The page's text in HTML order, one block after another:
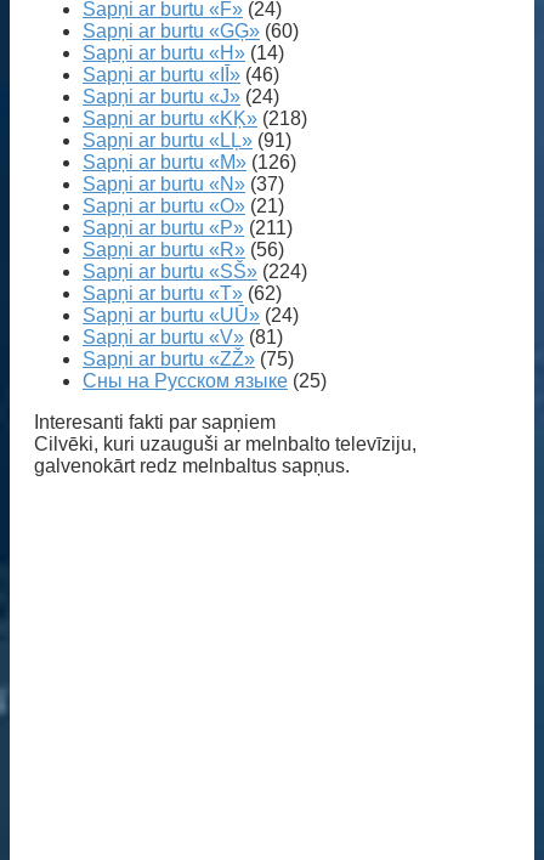
Sapņi ar burtu «F» (24)
Sapņi ar burtu «GĢ» (60)
Sapņi ar burtu «H» (14)
Sapņi ar burtu «IĪ» (46)
Sapņi ar burtu «J» (24)
Sapņi ar burtu «KĶ» (218)
Sapņi ar burtu «LĻ» (91)
Sapņi ar burtu «M» (126)
Sapņi ar burtu «N» (37)
Sapņi ar burtu «O» (21)
Sapņi ar burtu «P» (211)
Sapņi ar burtu «R» (56)
Sapņi ar burtu «SŠ» (224)
Sapņi ar burtu «T» (62)
Sapņi ar burtu «UŪ» (24)
Sapņi ar burtu «V» (81)
Sapņi ar burtu «ZŽ» (75)
Сны на Русском языке (25)
Interesanti fakti par sapņiem
Cilvēki, kuri uzauguši ar melnbalto televīziju,
galvenokārt redz melnbaltus sapņus.